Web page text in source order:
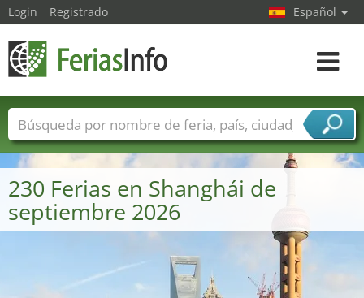
230 Ferias en Shanghái de
septiembre 2026
Login Registrado Español
toggle
Nombres de ferias Países
Ciudades
Sectores de ferias
Sectores de proveedor de servicios